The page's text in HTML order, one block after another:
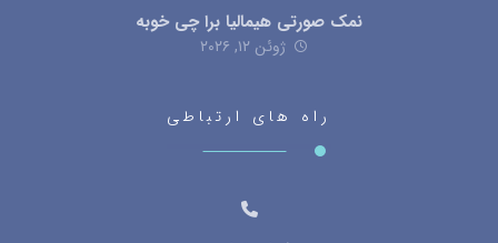
نمک صورتی هیمالیا برا چی خوبه
ژوئن ۱۲, ۲۰۲۶
راه های ارتباطی